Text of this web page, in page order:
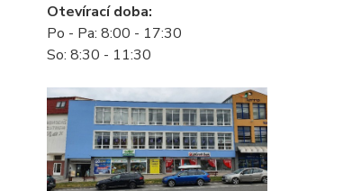
Otevírací doba:
Po - Pa: 8:00 - 17:30
So: 8:30 - 11:30